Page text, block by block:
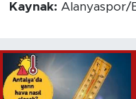
Kaynak: Alanyaspor/